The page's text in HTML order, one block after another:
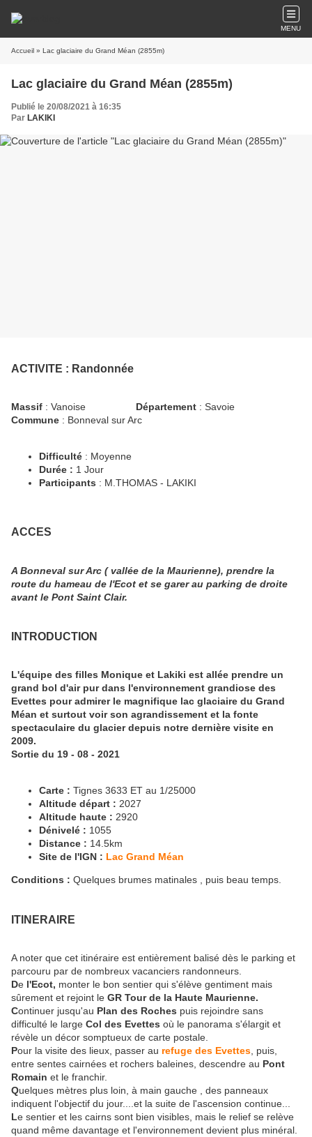
MENU
Accueil » Lac glaciaire du Grand Méan (2855m)
Lac glaciaire du Grand Méan (2855m)
Publié le 20/08/2021 à 16:35
Par LAKIKI
ACTIVITE : Randonnée
Massif : Vanoise Département : Savoie
Commune : Bonneval sur Arc
Difficulté : Moyenne
Durée : 1 Jour
Participants : M.THOMAS - LAKIKI
ACCES
A Bonneval sur Arc ( vallée de la Maurienne), prendre la
route du hameau de l'Ecot et se garer au parking de droite
avant le Pont Saint Clair.
INTRODUCTION
L'équipe des filles Monique et Lakiki est allée prendre un
grand bol d'air pur dans l'environnement grandiose des
Evettes pour admirer le magnifique lac glaciaire du Grand
Méan et surtout voir son agrandissement et la fonte
spectaculaire du glacier depuis notre dernière visite en
2009.
Sortie du 19 - 08 - 2021
Carte : Tignes 3633 ET au 1/25000
Altitude départ : 2027
Altitude haute : 2920
Dénivelé : 1055
Distance : 14.5km
Site de l'IGN : Lac Grand Méan
Conditions : Quelques brumes matinales , puis beau temps.
ITINERAIRE
A noter que cet itinéraire est entièrement balisé dès le parking et
parcouru par de nombreux vacanciers randonneurs.
De l'Ecot, monter le bon sentier qui s'élève gentiment mais
sûrement et rejoint le GR Tour de la Haute Maurienne.
Continuer jusqu'au Plan des Roches puis rejoindre sans
difficulté le large Col des Evettes où le panorama s'élargit et
révèle un décor somptueux de carte postale.
Pour la visite des lieux, passer au refuge des Evettes , puis,
entre sentes cairnées et rochers baleines, descendre au Pont
Romain et le franchir.
Quelques mètres plus loin, à main gauche , des panneaux
indiquent l'objectif du jour....et la suite de l'ascension continue...
Le sentier et les cairns sont bien visibles, mais le relief se relève
quand même davantage et l'environnement devient plus minéral.